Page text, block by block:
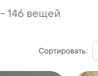
-146 вещей
Сортировать: